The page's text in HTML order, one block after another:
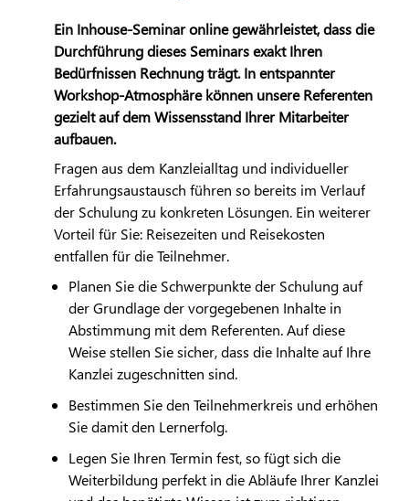
Ein Inhouse-Seminar online gewährleistet, dass die
Durchführung dieses Seminars exakt Ihren
Bedürfnissen Rechnung trägt. In entspannter
Workshop-Atmosphäre können unsere Referenten
gezielt auf dem Wissensstand Ihrer Mitarbeiter
aufbauen.
Fragen aus dem Kanzleialltag und individueller
Erfahrungsaustausch führen so bereits im Verlauf
der Schulung zu konkreten Lösungen. Ein weiterer
Vorteil für Sie: Reisezeiten und Reisekosten
entfallen für die Teilnehmer.
Planen Sie die Schwerpunkte der Schulung auf
der Grundlage der vorgegebenen Inhalte in
Abstimmung mit dem Referenten. Auf diese
Weise stellen Sie sicher, dass die Inhalte auf Ihre
Kanzlei zugeschnitten sind.
Bestimmen Sie den Teilnehmerkreis und erhöhen
Sie damit den Lernerfolg.
Legen Sie Ihren Termin fest, so fügt sich die
Weiterbildung perfekt in die Abläufe Ihrer Kanzlei